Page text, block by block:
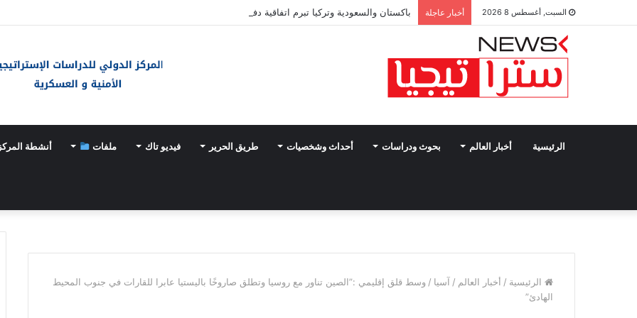
السبت, أغسطس 8 2026 أخبار عاجلة باكستان والسعودية وتركيا تبرم اتفاقية دفاع مشترك
الرئيسية أخبار العالم بحوث ودراسات أحداث وشخصيات طريق الحرير فيديو تاك ملفات أنشطة المركز
الرئيسية / أخبار العالم / آسيا / وسط قلق إقليمي :”الصين تناور مع روسيا وتطلق صاروخًا باليستيا عابرا للقارات في جنوب المحيط
الهادئ”